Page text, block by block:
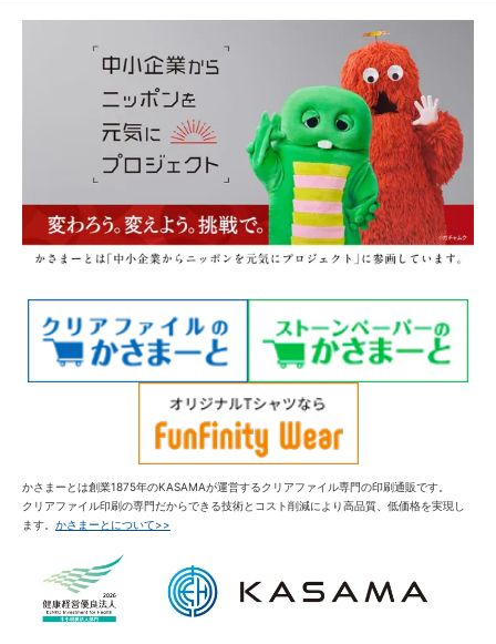
かさまーとは創業1875年のKASAMAが運営するクリアファイル専門の印刷通販です。
クリアファイル印刷の専門だからできる技術とコスト削減により高品質、低価格を実現し
ます。 かさまーとについて>>